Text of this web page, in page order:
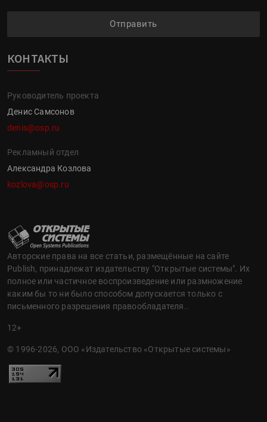
Отправить
КОНТАКТЫ
Руководитель проекта
Денис Самсонов
denis@osp.ru
Рекламный отдел
Александра Козлова
kozlova@osp.ru
Авторские права на все статьи, размещённые на сайте
Publish, принадлежат издательству "Открытые системы". Их
полное или частичное воспроизведение или размножение
каким бы то ни было способом допускается только с
письменного разрешения правообладателя..
12+
© 1996-2026, ООО «Издательство «Открытые системы»